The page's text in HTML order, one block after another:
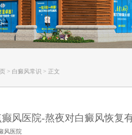
> 白癜风常识 > 正文
癫风医院-熬夜对白癜风恢复
风医院